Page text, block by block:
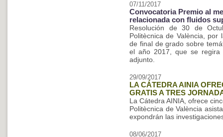
07/11/2017
Convocatoria Premio al
relacionada con fluidos
Resolución de 30 de
Politècnica de València,
de final de grado sobre
el año 2017, que se
adjunto.
29/09/2017
LA CÁTEDRA AINIA
GRATIS A TRES
La Cátedra AINIA, ofrece
Politècnica de València
expondrán las
08/06/2017